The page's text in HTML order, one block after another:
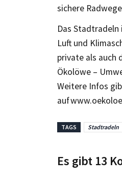
sichere
Das Stadtradeln
Luft und
private als auch
Ökolöwe –
Weitere Infos
auf
TAGS Stadtradeln
Es gibt 13